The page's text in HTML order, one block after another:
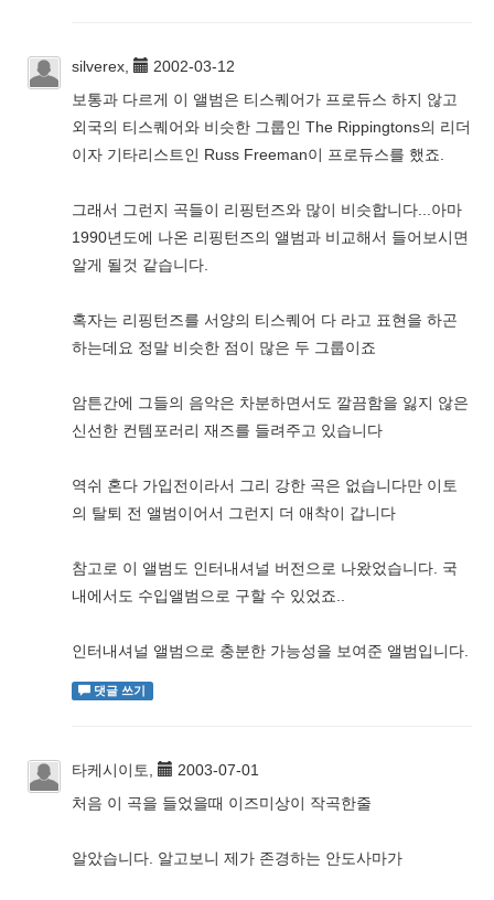
silverex,
2002-03-12
보통과 다르게 이 앨범은 티스퀘어가 프로듀스 하지 않고
외국의 티스퀘어와 비슷한 그룹인 The Rippingtons의 리더
이자 기타리스트인 Russ Freeman이 프로듀스를 했죠.
그래서 그런지 곡들이 리핑턴즈와 많이 비슷합니다...아마
1990년도에 나온 리핑턴즈의 앨범과 비교해서 들어보시면
알게 될것 같습니다.
혹자는 리핑턴즈를 서양의 티스퀘어 다 라고 표현을 하곤
하는데요 정말 비슷한 점이 많은 두 그룹이죠
암튼간에 그들의 음악은 차분하면서도 깔끔함을 잃지 않은
신선한 컨템포러리 재즈를 들려주고 있습니다
역쉬 혼다 가입전이라서 그리 강한 곡은 없습니다만 이토
의 탈퇴 전 앨범이어서 그런지 더 애착이 갑니다
참고로 이 앨범도 인터내셔널 버전으로 나왔었습니다. 국
내에서도 수입앨범으로 구할 수 있었죠..
인터내셔널 앨범으로 충분한 가능성을 보여준 앨범입니다.
댓글 쓰기
타케시이토,
2003-07-01
처음 이 곡을 들었을때 이즈미상이 작곡한줄
알았습니다. 알고보니 제가 존경하는 안도사마가